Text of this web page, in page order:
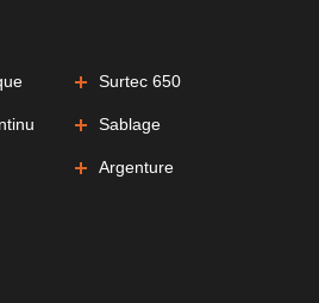
Surtec 650
Sablage
Argenture